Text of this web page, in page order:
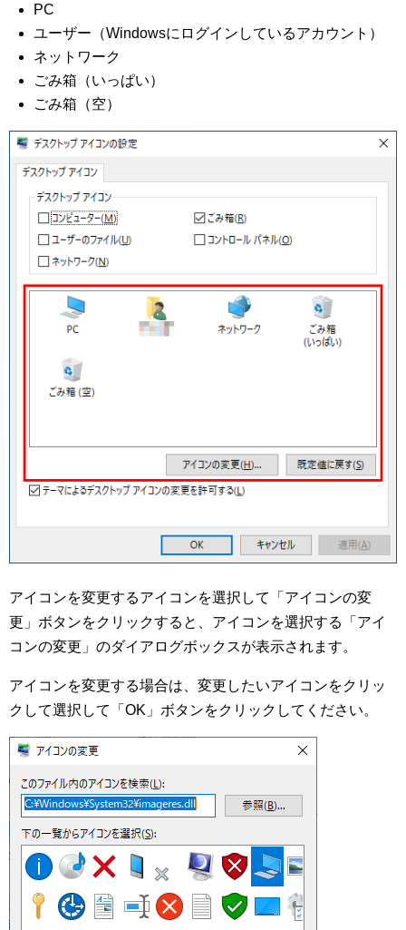
PC
ユーザー（Windowsにログインしているアカウント）
ネットワーク
ごみ箱（いっぱい）
ごみ箱（空）
アイコンを変更するアイコンを選択して「アイコンの変
更」ボタンをクリックすると、アイコンを選択する「アイ
コンの変更」のダイアログボックスが表示されます。
アイコンを変更する場合は、変更したいアイコンをクリッ
クして選択して「OK」ボタンをクリックしてください。